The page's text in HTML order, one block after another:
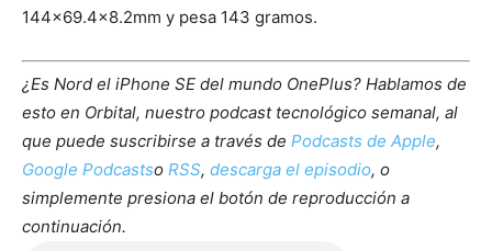
144×69.4×8.2mm y pesa 143 gramos.
¿Es Nord el iPhone SE del mundo OnePlus? Hablamos de
esto en Orbital, nuestro podcast tecnológico semanal, al
que puede suscribirse a través de Podcasts de Apple,
Google Podcastso RSS, descarga el episodio, o
simplemente presiona el botón de reproducción a
continuación.